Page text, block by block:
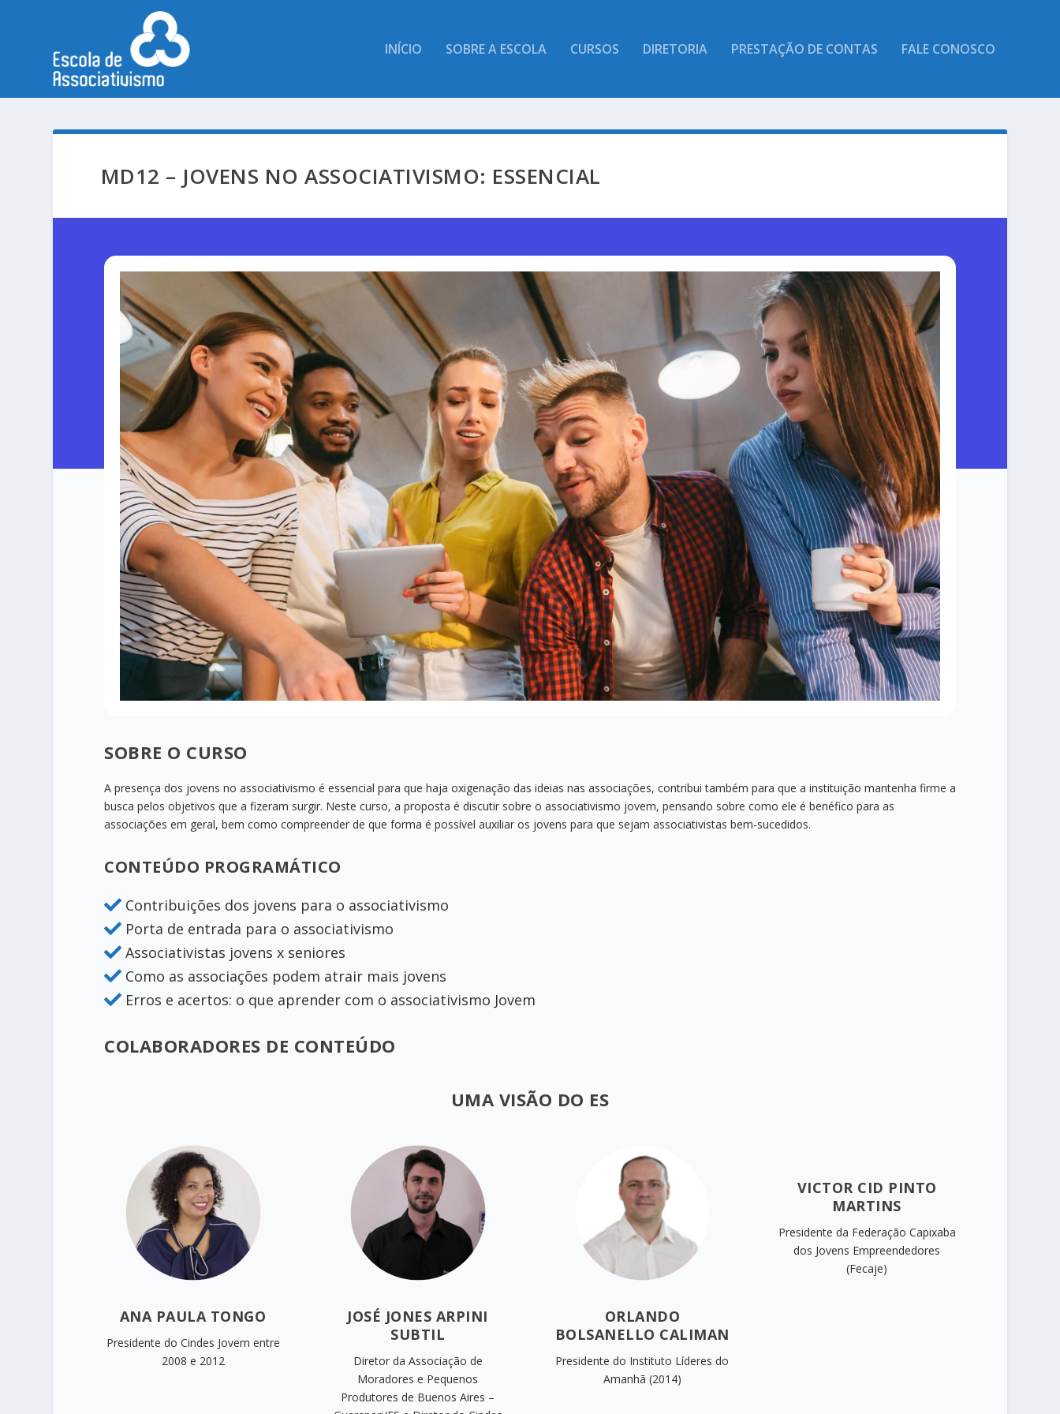
INÍCIO SOBRE A ESCOLA CURSOS DIRETORIA PRESTAÇÃO DE CONTAS FALE CONOSCO
MD12 – JOVENS NO ASSOCIATIVISMO: ESSENCIAL
SOBRE O CURSO
A presença dos jovens no associativismo é essencial para que haja oxigenação das ideias nas associações, contribui também para que a instituição mantenha firme a
busca pelos objetivos que a fizeram surgir. Neste curso, a proposta é discutir sobre o associativismo jovem, pensando sobre como ele é benéfico para as
associações em geral, bem como compreender de que forma é possível auxiliar os jovens para que sejam associativistas bem-sucedidos.
CONTEÚDO PROGRAMÁTICO
 Contribuições dos jovens para o associativismo
 Porta de entrada para o associativismo
 Associativistas jovens x seniores
 Como as associações podem atrair mais jovens
 Erros e acertos: o que aprender com o associativismo Jovem
COLABORADORES DE CONTEÚDO
UMA VISÃO DO ES
ANA PAULA TONGO
Presidente do Cindes Jovem entre
2008 e 2012​
JOSÉ JONES ARPINI
SUBTIL
Diretor da Associação de
Moradores e Pequenos
Produtores de Buenos Aires –
ORLANDO
BOLSANELLO CALIMAN
Presidente do Instituto Líderes do
Amanhã (2014)​
VICTOR CID PINTO
MARTINS
Presidente da Federação Capixaba
dos Jovens Empreendedores
(Fecaje)​